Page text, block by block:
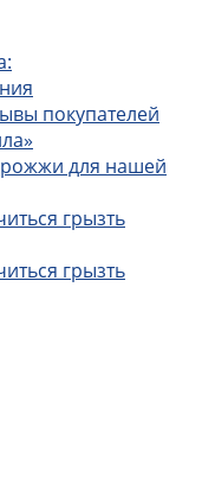
покупателей
для нашей
грызть
грызть